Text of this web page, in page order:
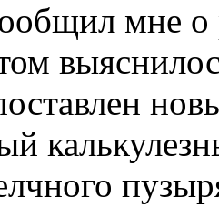
мне о